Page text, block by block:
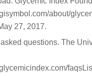
about/
27, 2017.
questions. The